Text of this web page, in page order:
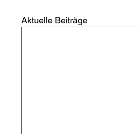
Aktuelle Beiträge